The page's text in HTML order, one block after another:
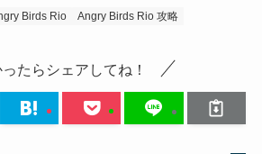
Birds Rio Angry Birds Rio 攻略
ったらシェアしてね！